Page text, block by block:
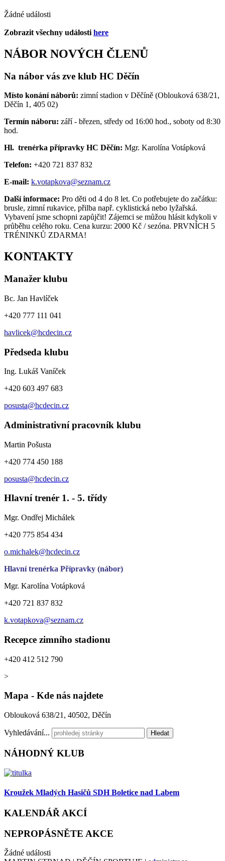
Žádné události
Zobrazit všechny události here
NÁBOR NOVÝCH ČLENŮ
Na nábor vás zve klub HC Děčín
Místo konání náborů: zimní stadion v Děčíně (Oblouková 638/21,
Děčín 1, 405 02)
Termín náboru: září - březen, středy od 16:00 hod., soboty od 8:30
hod.
Hl. trenérka přípravky HC Děčín: Mgr. Karolína Votápková
Telefon: +420 721 837 832
E-mail: k.votapkova@seznam.cz
Další informace: Pro děti od 4 do 8 let. Co potřebujete do začátku:
brusle, zimní rukavice, přilba např. cyklistická nebo lyžařská.
Vybavení jsme schopni zapůjčit! Zájemci se můžou hlásit kdykoli v
průběhu celého roku. Cena kurzu: 2000 Kč / sezóna. PRVNÍCH 5
TRÉNINKŮ ZDARMA!
KONTAKTY
Manažer klubu
Bc. Jan Havlíček
+420 777 111 041
havlicek@hcdecin.cz
Předseda klubu
Ing. Lukáš Vaníček
+420 603 497 683
posusta@hcdecin.cz
Administrativní pracovník klubu
Martin Pošusta
+420 774 450 188
posusta@hcdecin.cz
Hlavní trenér 1. - 5. třídy
Mgr. Ondřej Michálek
+420 775 854 434
o.michalek@hcdecin.cz
Hlavní trenérka Přípravky (nábor)
Mgr. Karolína Votápková
+420 721 837 832
k.votapkova@seznam.cz
Recepce zimního stadionu
+420 412 512 790
>
Mapa - Kde nás najdete
Oblouková 638/21, 40502, Děčín
Vyhledávání... Hledat
NÁHODNÝ KLUB
Kroužek Mladých Hasičů SDH Boletice nad Labem
KALENDÁŘ AKCÍ
NEPROPÁSNĚTE AKCE
Žádné události